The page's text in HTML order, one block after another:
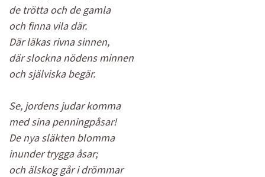
de trötta och de gamla
och finna vila där.
Där läkas rivna sinnen,
där slockna nödens minnen
och själviska begär.
Se, jordens judar komma
med sina penningpåsar!
De nya släkten blomma
inunder trygga åsar;
och älskog går i drömmar